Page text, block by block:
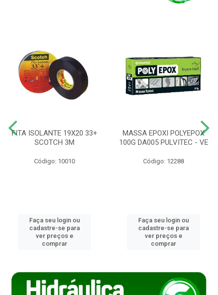
FITA ISOLANTE 19X20 33+
SCOTCH 3M
Código: 10010
Faça seu login ou
cadastre-se para
ver preços e
comprar
MASSA EPOXI POLYEPOX
100G DA005 PULVITEC - VE
Código: 12288
Faça seu login ou
cadastre-se para
ver preços e
comprar